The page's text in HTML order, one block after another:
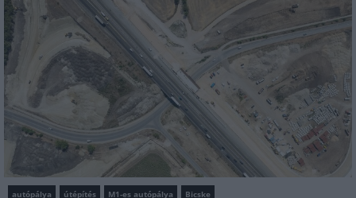
autópálya útépítés M1-es autópálya Bicske